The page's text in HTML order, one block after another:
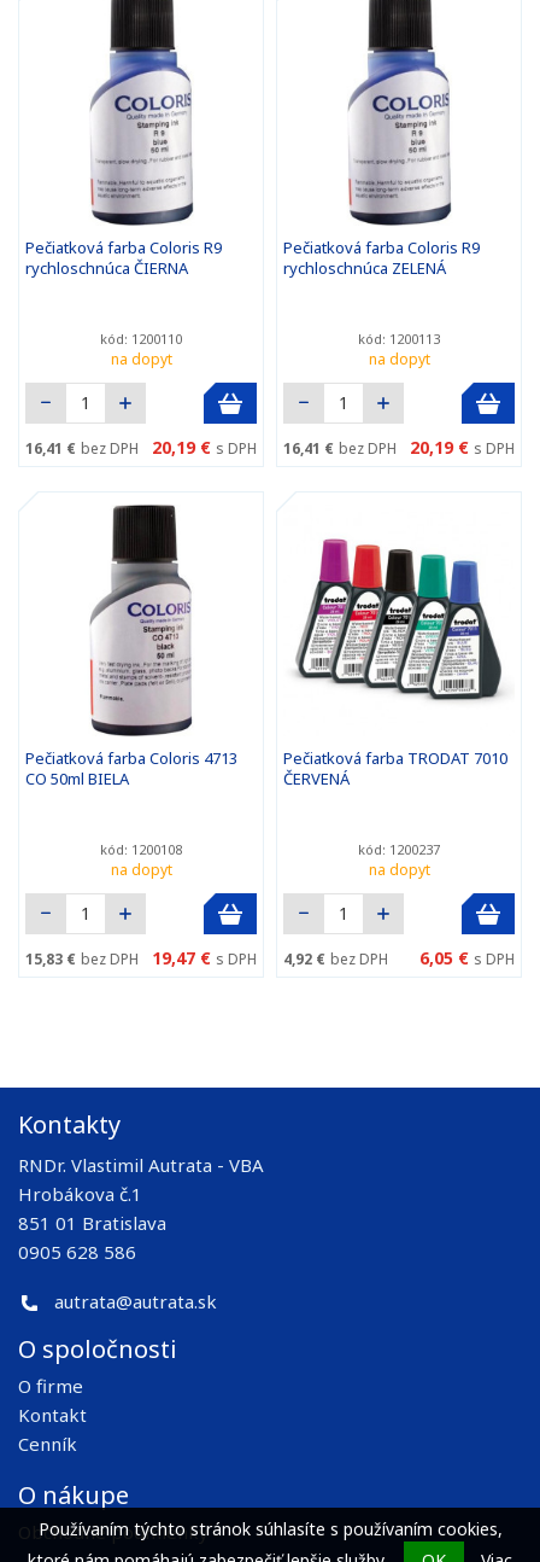
Pečiatková farba Coloris R9
rychloschnúca ČIERNA
kód: 1200110
na dopyt
16,41 € bez DPH 20,19 € s DPH
Pečiatková farba Coloris R9
rychloschnúca ZELENÁ
kód: 1200113
na dopyt
16,41 € bez DPH 20,19 € s DPH
Pečiatková farba Coloris 4713
CO 50ml BIELA
kód: 1200108
na dopyt
15,83 € bez DPH 19,47 € s DPH
Pečiatková farba TRODAT 7010
ČERVENÁ
kód: 1200237
na dopyt
4,92 € bez DPH 6,05 € s DPH
Kontakty
RNDr. Vlastimil Autrata - VBA
Hrobákova č.1
851 01 Bratislava
0905 628 586
autrata@autrata.sk
O spoločnosti
O firme
Kontakt
Cenník
O nákupe
Obchodné podmienky
Používaním týchto stránok súhlasíte s používaním cookies,